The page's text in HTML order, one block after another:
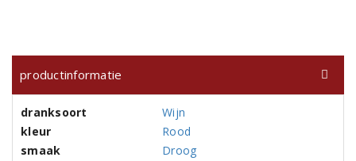
productinformatie
dranksoort
Wijn
kleur
Rood
smaak
Droog